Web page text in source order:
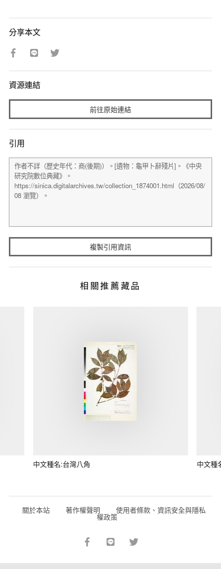
分享本文
資源連結
前往原始連結
引用
複製引用資訊
相關推薦藏品
中文種名:台灣八角 中文種
關於本站 著作權聲明 使用者條款、資訊安全與隱私
權政策